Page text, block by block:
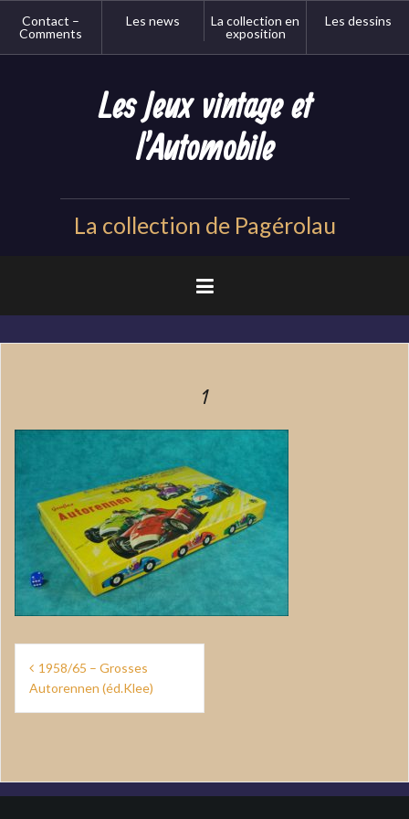
Contact –
Comments
Les news
La collection en
exposition
Les dessins
Les Jeux vintage et
l'Automobile
La collection de Pagérolau
1
Navigation
de
l’article
1958/65 – Grosses
Autorennen (éd.Klee)